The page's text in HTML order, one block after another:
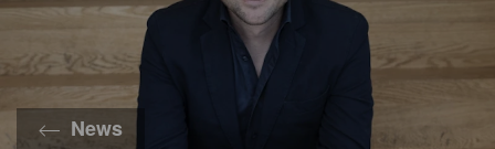
News